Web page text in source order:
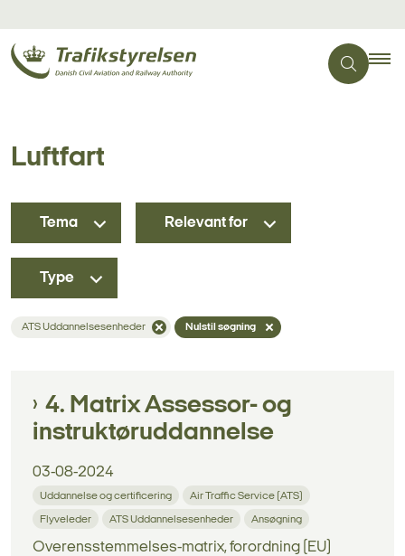
Luftfart
ATS Uddannelsesenheder Nulstil søgning
Tema Relevant for
Type
4. Matrix Assessor- og
instruktøruddannelse
03-08-2024
Uddannelse og certificering Air Traffic Service (ATS)
Flyveleder ATS Uddannelsesenheder Ansøgning
Overensstemmelses-matrix, forordning (EU)